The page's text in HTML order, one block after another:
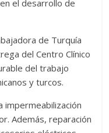
el desarrollo de
de Turquía
del Centro Clínico
del trabajo
y turcos.
impermeabilización
Además, reparación